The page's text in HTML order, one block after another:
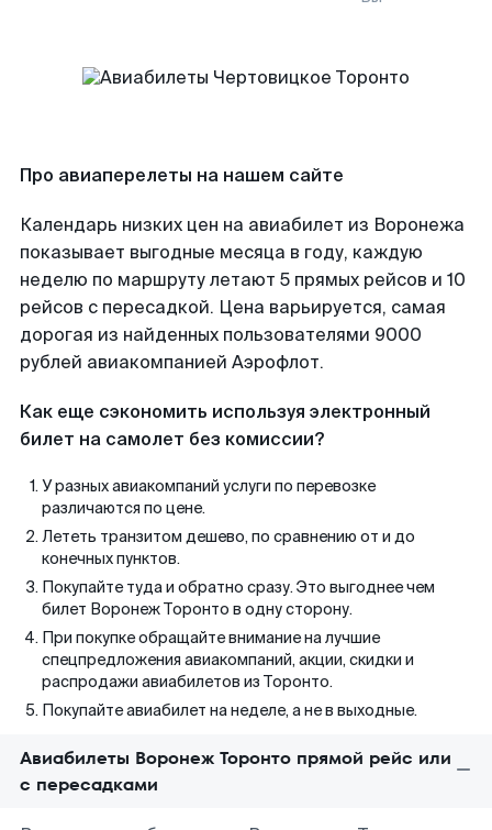
Про авиаперелеты на нашем сайте
Календарь низких цен на авиабилет из Воронежа
показывает выгодные месяца в году, каждую
неделю по маршруту летают 5 прямых рейсов и 10
рейсов с пересадкой. Цена варьируется, самая
дорогая из найденных пользователями 9000
рублей авиакомпанией Аэрофлот.
Как еще сэкономить используя электронный
билет на самолет без комиссии?
У разных авиакомпаний услуги по перевозке
различаются по цене.
Лететь транзитом дешево, по сравнению от и до
конечных пунктов.
Покупайте туда и обратно сразу. Это выгоднее чем
билет Воронеж Торонто в одну сторону.
При покупке обращайте внимание на лучшие
спецпредложения авиакомпаний, акции, скидки и
распродажи авиабилетов из Торонто.
Покупайте авиабилет на неделе, а не в выходные.
Авиабилеты Воронеж Торонто прямой рейс или
с пересадками